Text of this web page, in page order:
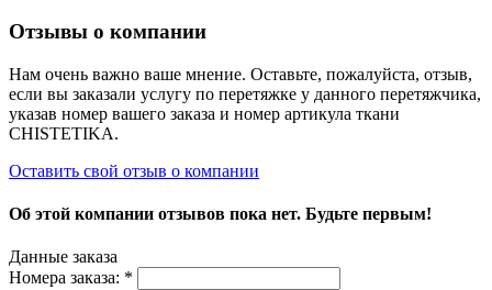
Отзывы о компании
Нам очень важно ваше мнение. Оставьте, пожалуйста, отзыв,
если вы заказали услугу по перетяжке у данного перетяжчика,
указав номер вашего заказа и номер артикула ткани
CHISTETIKA.
Оставить свой отзыв о компании
Об этой компании отзывов пока нет. Будьте первым!
Данные заказа
Номера заказа: *